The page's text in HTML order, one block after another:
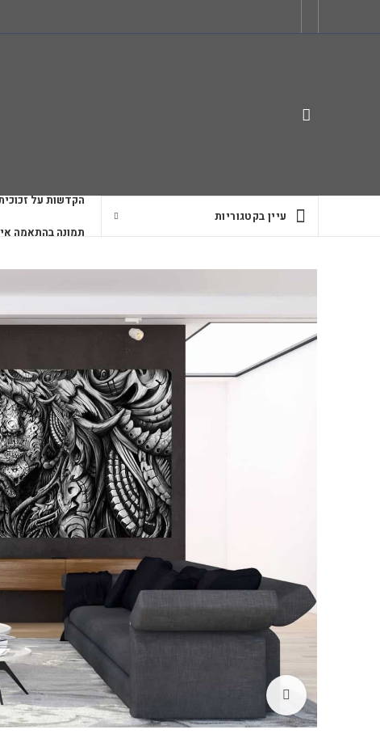
עיין בקטגוריות
הקדשות על
תמונה בהתאמה